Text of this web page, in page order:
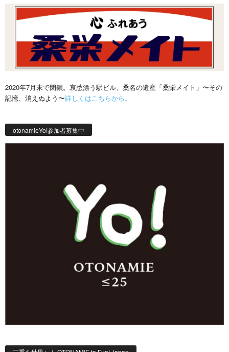
2020年7月末で閉鎖。哀愁漂う駅ビル、桑名の遺産「桑栄メイト」〜その
記憶、消えぬよう〜詳しくはこちらから。
otonamieYo!参加者募集中